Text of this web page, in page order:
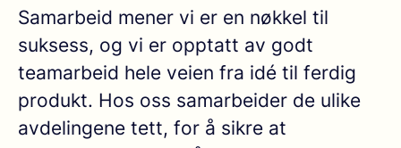
Samarbeid mener vi er en nøkkel til
suksess, og vi er opptatt av godt
teamarbeid hele veien fra idé til ferdig
produkt. Hos oss samarbeider de ulike
avdelingene tett, for å sikre at